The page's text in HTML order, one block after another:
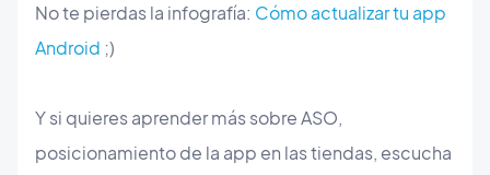
No te pierdas la infografía: Cómo actualizar tu app
Android ;)
Y si quieres aprender más sobre ASO,
posicionamiento de la app en las tiendas, escucha